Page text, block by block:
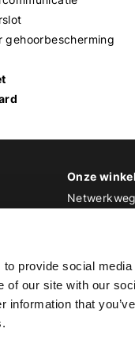
provide social
our site with our
that
gehoorbescherming
Onze winkel
T 020 493